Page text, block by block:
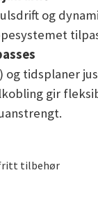
og
og tidsplaner
gir
tilbehør